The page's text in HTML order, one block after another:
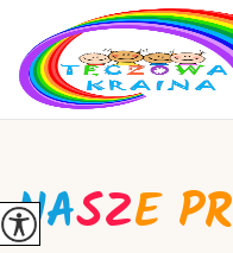
NASZE PR